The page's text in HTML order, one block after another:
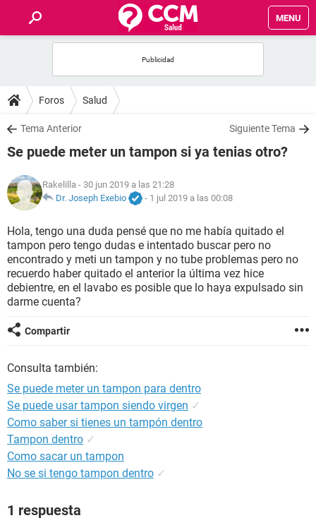
MENU
FOROS
SALUD
FAMILIA
NUTRICIÓN
BIENESTAR
SEXUALIDAD
GLOSARIO
Foros Salud
Tema Anterior Siguiente Tema
Se puede meter un tampon si ya tenias otro?
Rakelilla - 30 jun 2019 a las 21:28
Dr. Joseph Exebio
- 1 jul 2019 a las 00:08
Hola, tengo una duda pensé que no me había quitado el
tampon pero tengo dudas e intentado buscar pero no
encontrado y meti un tampon y no tube problemas pero no
recuerdo haber quitado el anterior la última vez hice
debientre, en el lavabo es posible que lo haya expulsado sin
darme cuenta?
Compartir
Consulta también:
Se puede meter un tampon para dentro
Se puede usar tampon siendo virgen ✓
Como saber si tienes un tampón dentro
Tampon dentro ✓
Como sacar un tampon
No se si tengo tampon dentro ✓
1 respuesta